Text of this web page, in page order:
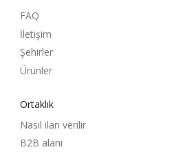
FAQ
İletişim
Şehirler
Ürünler
Ortaklık
Nasıl ilan verilir
B2B alanı